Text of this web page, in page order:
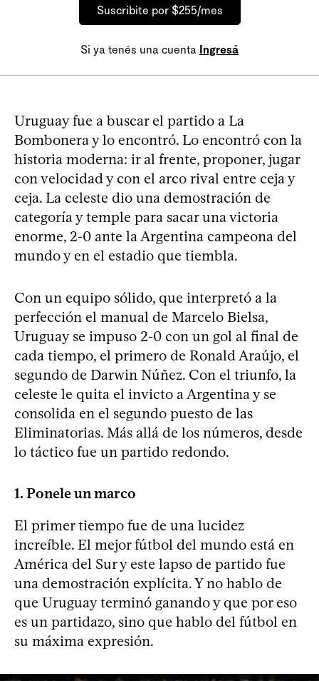
Suscribite por $255/mes
Si ya tenés una cuenta Ingresá
Uruguay fue a buscar el partido a La
Bombonera y lo encontró. Lo encontró con la
historia moderna: ir al frente, proponer, jugar
con velocidad y con el arco rival entre ceja y
ceja. La celeste dio una demostración de
categoría y temple para sacar una victoria
enorme, 2-0 ante la Argentina campeona del
mundo y en el estadio que tiembla.
Con un equipo sólido, que interpretó a la
perfección el manual de Marcelo Bielsa,
Uruguay se impuso 2-0 con un gol al final de
cada tiempo, el primero de Ronald Araújo, el
segundo de Darwin Núñez. Con el triunfo, la
celeste le quita el invicto a Argentina y se
consolida en el segundo puesto de las
Eliminatorias. Más allá de los números, desde
lo táctico fue un partido redondo.
1. Ponele un marco
El primer tiempo fue de una lucidez
increíble. El mejor fútbol del mundo está en
América del Sur y este lapso de partido fue
una demostración explícita. Y no hablo de
que Uruguay terminó ganando y que por eso
es un partidazo, sino que hablo del fútbol en
su máxima expresión.